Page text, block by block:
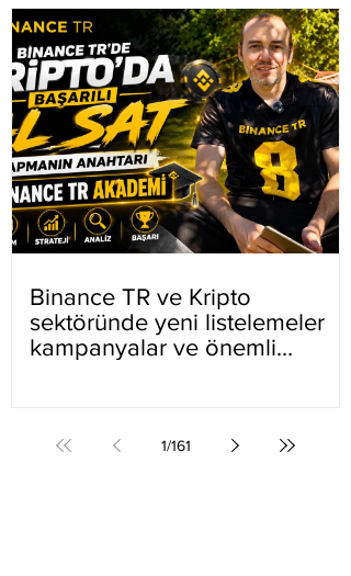
Binance TR ve Kripto
sektöründe yeni listelemeler
kampanyalar ve önemli
1/161